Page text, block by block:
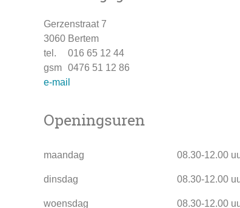
adres
Gerzenstraat 7
3060 Bertem
tel.
016 65 12 44
gsm 0476 51 12 86
e-
e-mail
Openingsuren
maandag 08.30-12.00
dinsdag 08.30-12.00
woensdag 08.30-12.00